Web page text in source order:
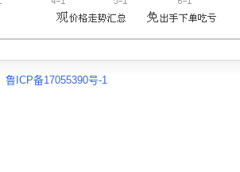
鲁ICP备17055390号-1